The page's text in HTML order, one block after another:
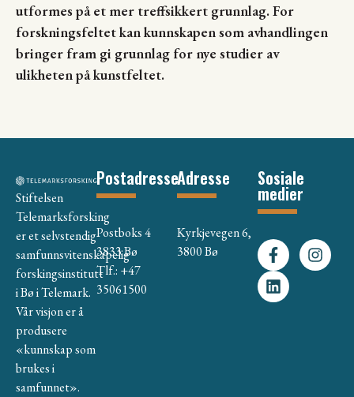
utformes på et mer treffsikkert grunnlag. For
forskningsfeltet kan kunnskapen som avhandlingen
bringer fram gi grunnlag for nye studier av
ulikheten på kunstfeltet.
Stiftelsen
Telemarksforsking
er et selvstendig
samfunnsvitenskapelig
forskingsinstitutt
i Bø i Telemark.
Vår visjon er å
produsere
«kunnskap som
brukes i
samfunnet».
Postadresse
Postboks 4
3833 Bø
Tlf.: +47
35061500
Adresse
Kyrkjevegen 6,
3800 Bø
Sosiale
medier